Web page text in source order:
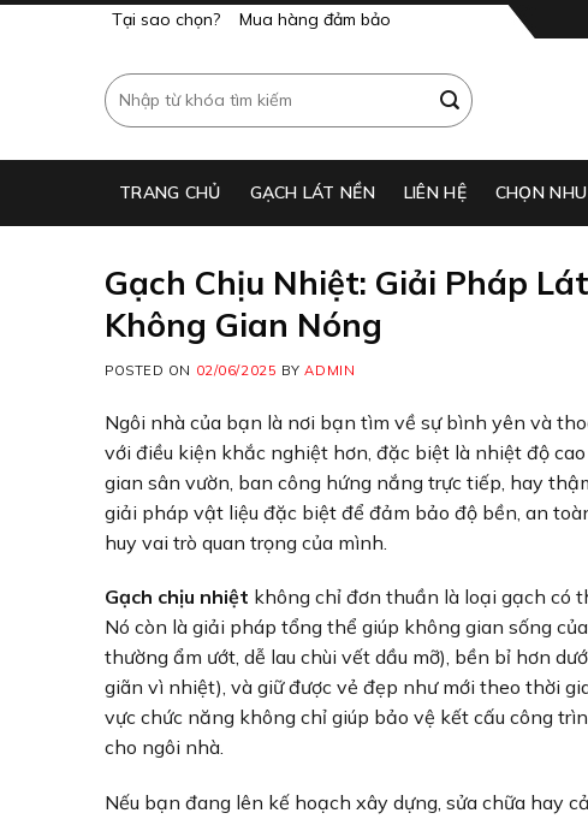
Tại sao chọn? Mua hàng đảm bảo
Tìm
kiếm:
TRANG CHỦ GẠCH LÁT NỀN​ LIÊN HỆ CHỌN
Gạch Chịu Nhiệt: Giải Pháp
Không Gian Nóng
POSTED ON 02/06/2025 BYADMIN
Ngôi nhà của bạn là nơi bạn tìm về sự bình yên và
với điều kiện khắc nghiệt hơn, đặc biệt là nhiệt độ
gian sân vườn, ban công hứng nắng trực tiếp, hay
giải pháp vật liệu đặc biệt để đảm bảo độ bền, an
huy vai trò quan trọng của mình.
Gạch chịu nhiệt không chỉ đơn thuần là loại gạch có
Nó còn là giải pháp tổng thể giúp không gian sống
thường ẩm ướt, dễ lau chùi vết dầu mỡ), bền bỉ hơn
giãn vì nhiệt), và giữ được vẻ đẹp như mới theo thời
vực chức năng không chỉ giúp bảo vệ kết cấu công
cho ngôi nhà.
Nếu bạn đang lên kế hoạch xây dựng, sửa chữa hay